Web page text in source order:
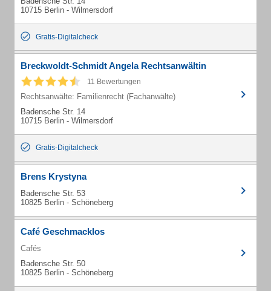
10715 Berlin - Wilmersdorf
Gratis-Digitalcheck
Breckwoldt-Schmidt Angela Rechtsanwältin
11 Bewertungen
Rechtsanwälte: Familienrecht (Fachanwälte)
Badensche Str. 14
10715 Berlin - Wilmersdorf
Gratis-Digitalcheck
Brens Krystyna
Badensche Str. 53
10825 Berlin - Schöneberg
Café Geschmacklos
Cafés
Badensche Str. 50
10825 Berlin - Schöneberg